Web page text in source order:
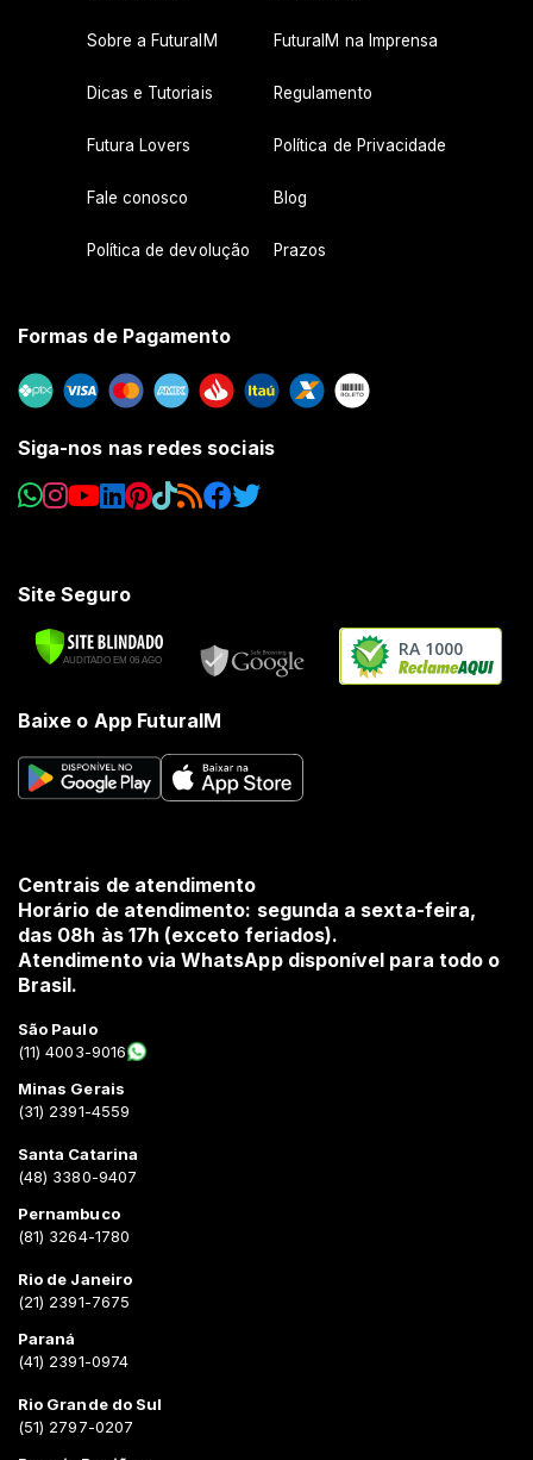
Sobre a FuturaIM FuturaIM na Imprensa
Dicas e Tutoriais Regulamento
Futura Lovers Política de Privacidade
Fale conosco Blog
Política de devolução Prazos
Formas de Pagamento
Siga-nos nas redes sociais
Site Seguro
RA 1000
Baixe o App FuturaIM
Centrais de atendimento
Horário de atendimento: segunda a sexta-feira,
das 08h às 17h (exceto feriados).
Atendimento via WhatsApp disponível para todo o
Brasil.
São Paulo
(11) 4003-9016
Minas Gerais
(31) 2391-4559
Santa Catarina
(48) 3380-9407
Pernambuco
(81) 3264-1780
Rio de Janeiro
(21) 2391-7675
Paraná
(41) 2391-0974
Rio Grande do Sul
(51) 2797-0207